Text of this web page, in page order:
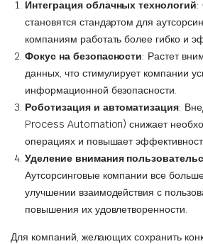
Интеграция облачных технологий:
становятся стандартом для
компаниям работать более гибко и
Фокус на безопасности: Растет
данных, что стимулирует компании
информационной безопасности.
Роботизация и автоматизация:
Process Automation) снижает
операциях и повышает
Уделение внимания
Аутсорсинговые компании все
улучшении взаимодействия с
повышения их удовлетворенности.
Для компаний, желающих сохранить